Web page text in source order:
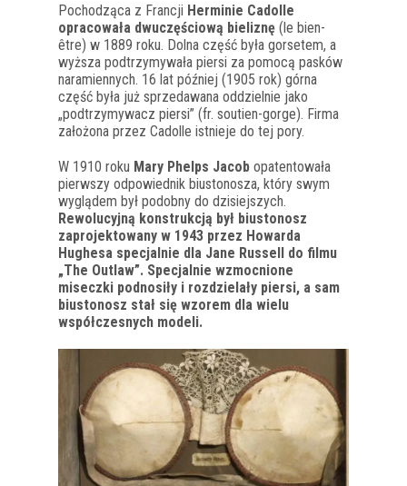
Pochodząca z Francji Herminie Cadolle
opracowała dwuczęściową bieliznę (le bien-
être) w 1889 roku. Dolna część była gorsetem, a
wyższa podtrzymywała piersi za pomocą pasków
naramiennych. 16 lat później (1905 rok) górna
część była już sprzedawana oddzielnie jako
„podtrzymywacz piersi” (fr. soutien-gorge). Firma
założona przez Cadolle istnieje do tej pory.
W 1910 roku Mary Phelps Jacob opatentowała
pierwszy odpowiednik biustonosza, który swym
wyglądem był podobny do dzisiejszych.
Rewolucyjną konstrukcją był biustonosz
zaprojektowany w 1943 przez Howarda
Hughesa specjalnie dla Jane Russell do filmu
„The Outlaw”. Specjalnie wzmocnione
miseczki podnosiły i rozdzielały piersi, a sam
biustonosz stał się wzorem dla wielu
współczesnych modeli.